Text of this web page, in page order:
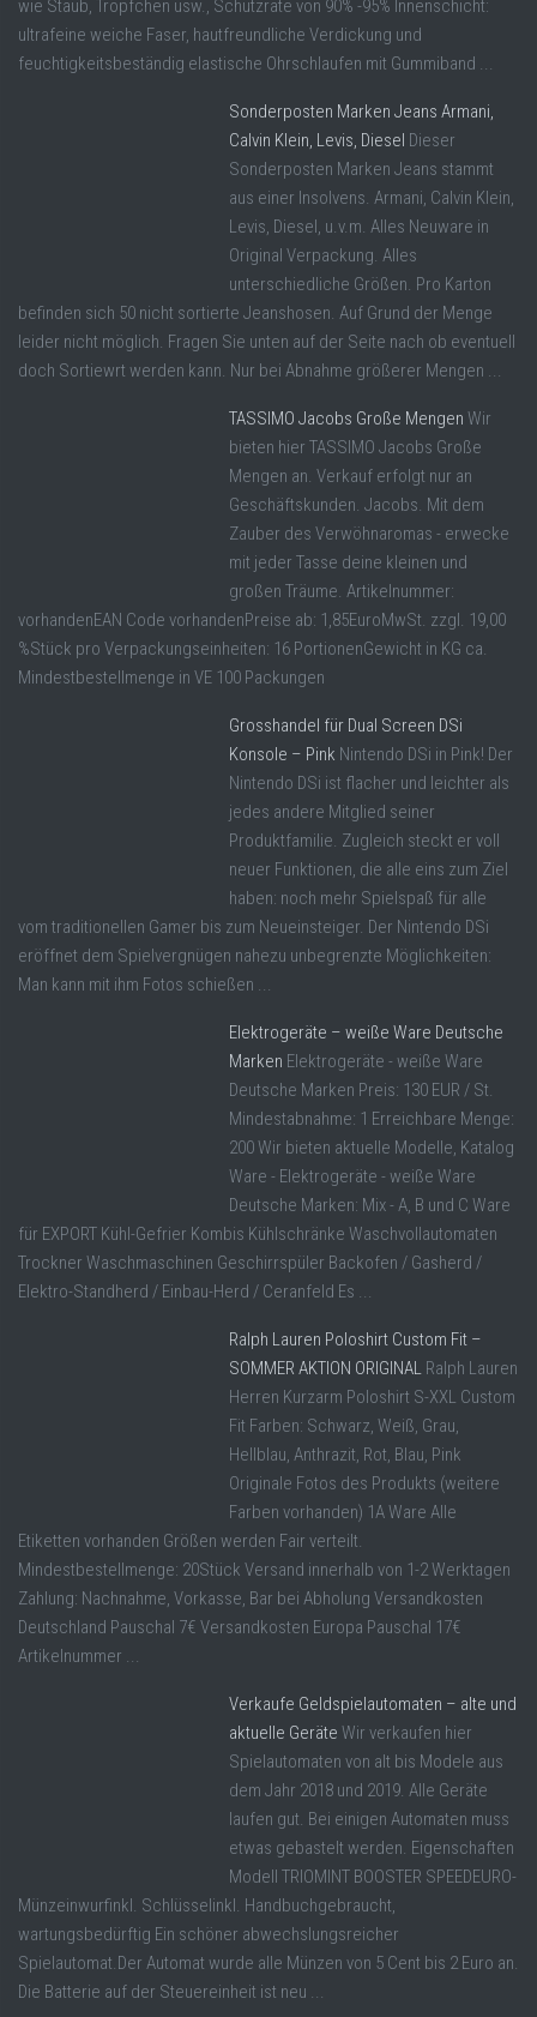
wie Staub, Tröpfchen usw., Schutzrate von 90% -95% Innenschicht:
ultrafeine weiche Faser, hautfreundliche Verdickung und
feuchtigkeitsbeständig elastische Ohrschlaufen mit Gummiband ...
Sonderposten Marken Jeans Armani,
Calvin Klein, Levis, Diesel Dieser
Sonderposten Marken Jeans stammt
aus einer Insolvens. Armani, Calvin Klein,
Levis, Diesel, u.v.m. Alles Neuware in
Original Verpackung. Alles
unterschiedliche Größen. Pro Karton
befinden sich 50 nicht sortierte Jeanshosen. Auf Grund der Menge
leider nicht möglich. Fragen Sie unten auf der Seite nach ob eventuell
doch Sortiewrt werden kann. Nur bei Abnahme größerer Mengen ...
TASSIMO Jacobs Große Mengen Wir
bieten hier TASSIMO Jacobs Große
Mengen an. Verkauf erfolgt nur an
Geschäftskunden. Jacobs. Mit dem
Zauber des Verwöhnaromas - erwecke
mit jeder Tasse deine kleinen und
großen Träume. Artikelnummer:
vorhandenEAN Code vorhandenPreise ab: 1,85EuroMwSt. zzgl. 19,00
%Stück pro Verpackungseinheiten: 16 PortionenGewicht in KG ca.
Mindestbestellmenge in VE 100 Packungen
Grosshandel für Dual Screen DSi
Konsole – Pink Nintendo DSi in Pink! Der
Nintendo DSi ist flacher und leichter als
jedes andere Mitglied seiner
Produktfamilie. Zugleich steckt er voll
neuer Funktionen, die alle eins zum Ziel
haben: noch mehr Spielspaß für alle
vom traditionellen Gamer bis zum Neueinsteiger. Der Nintendo DSi
eröffnet dem Spielvergnügen nahezu unbegrenzte Möglichkeiten:
Man kann mit ihm Fotos schießen ...
Elektrogeräte – weiße Ware Deutsche
Marken Elektrogeräte - weiße Ware
Deutsche Marken Preis: 130 EUR / St.
Mindestabnahme: 1 Erreichbare Menge:
200 Wir bieten aktuelle Modelle, Katalog
Ware - Elektrogeräte - weiße Ware
Deutsche Marken: Mix - A, B und C Ware
für EXPORT Kühl-Gefrier Kombis Kühlschränke Waschvollautomaten
Trockner Waschmaschinen Geschirrspüler Backofen / Gasherd /
Elektro-Standherd / Einbau-Herd / Ceranfeld Es ...
Ralph Lauren Poloshirt Custom Fit –
SOMMER AKTION ORIGINAL Ralph Lauren
Herren Kurzarm Poloshirt S-XXL Custom
Fit Farben: Schwarz, Weiß, Grau,
Hellblau, Anthrazit, Rot, Blau, Pink
Originale Fotos des Produkts (weitere
Farben vorhanden) 1A Ware Alle
Etiketten vorhanden Größen werden Fair verteilt.
Mindestbestellmenge: 20Stück Versand innerhalb von 1-2 Werktagen
Zahlung: Nachnahme, Vorkasse, Bar bei Abholung Versandkosten
Deutschland Pauschal 7€ Versandkosten Europa Pauschal 17€
Artikelnummer ...
Verkaufe Geldspielautomaten – alte und
aktuelle Geräte Wir verkaufen hier
Spielautomaten von alt bis Modele aus
dem Jahr 2018 und 2019. Alle Geräte
laufen gut. Bei einigen Automaten muss
etwas gebastelt werden. Eigenschaften
Modell TRIOMINT BOOSTER SPEEDEURO-
Münzeinwurfinkl. Schlüsselinkl. Handbuchgebraucht,
wartungsbedürftig Ein schöner abwechslungsreicher
Spielautomat.Der Automat wurde alle Münzen von 5 Cent bis 2 Euro an.
Die Batterie auf der Steuereinheit ist neu ...